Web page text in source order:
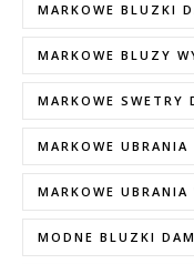
MARKOWE BLUZKI
MARKOWE BLUZY
MARKOWE SWETRY
MARKOWE UBRANIA
MARKOWE UBRANIA
MODNE BLUZKI